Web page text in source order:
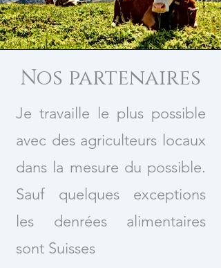
Nos partenaires
Je travaille le plus possible
avec des agriculteurs locaux
dans la mesure du possible.
Sauf quelques exceptions
les denrées alimentaires
sont Suisses